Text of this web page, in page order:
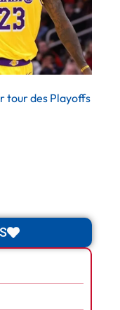
tour des Playoffs